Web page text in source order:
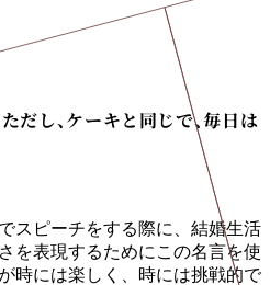
だし、ケーキと同じで、毎日は
スピーチをする際に、結婚生活
を表現するためにこの名言を使
時には楽しく、時には挑戦的で